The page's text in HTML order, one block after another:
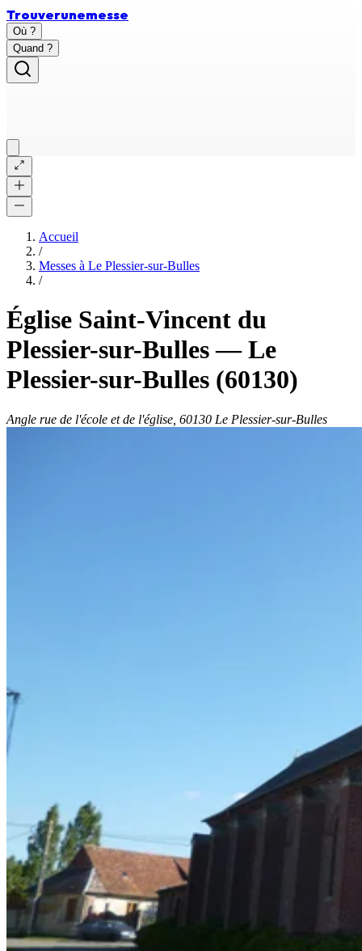
Trouverunemesse
Où ?
Quand ?
Accueil
/
Messes à Le Plessier-sur-Bulles
/
Église Saint-Vincent du
Plessier-sur-Bulles—Le
Plessier-sur-Bulles (60130)
Angle rue de l'école et de l'église, 60130 Le Plessier-sur-Bulles